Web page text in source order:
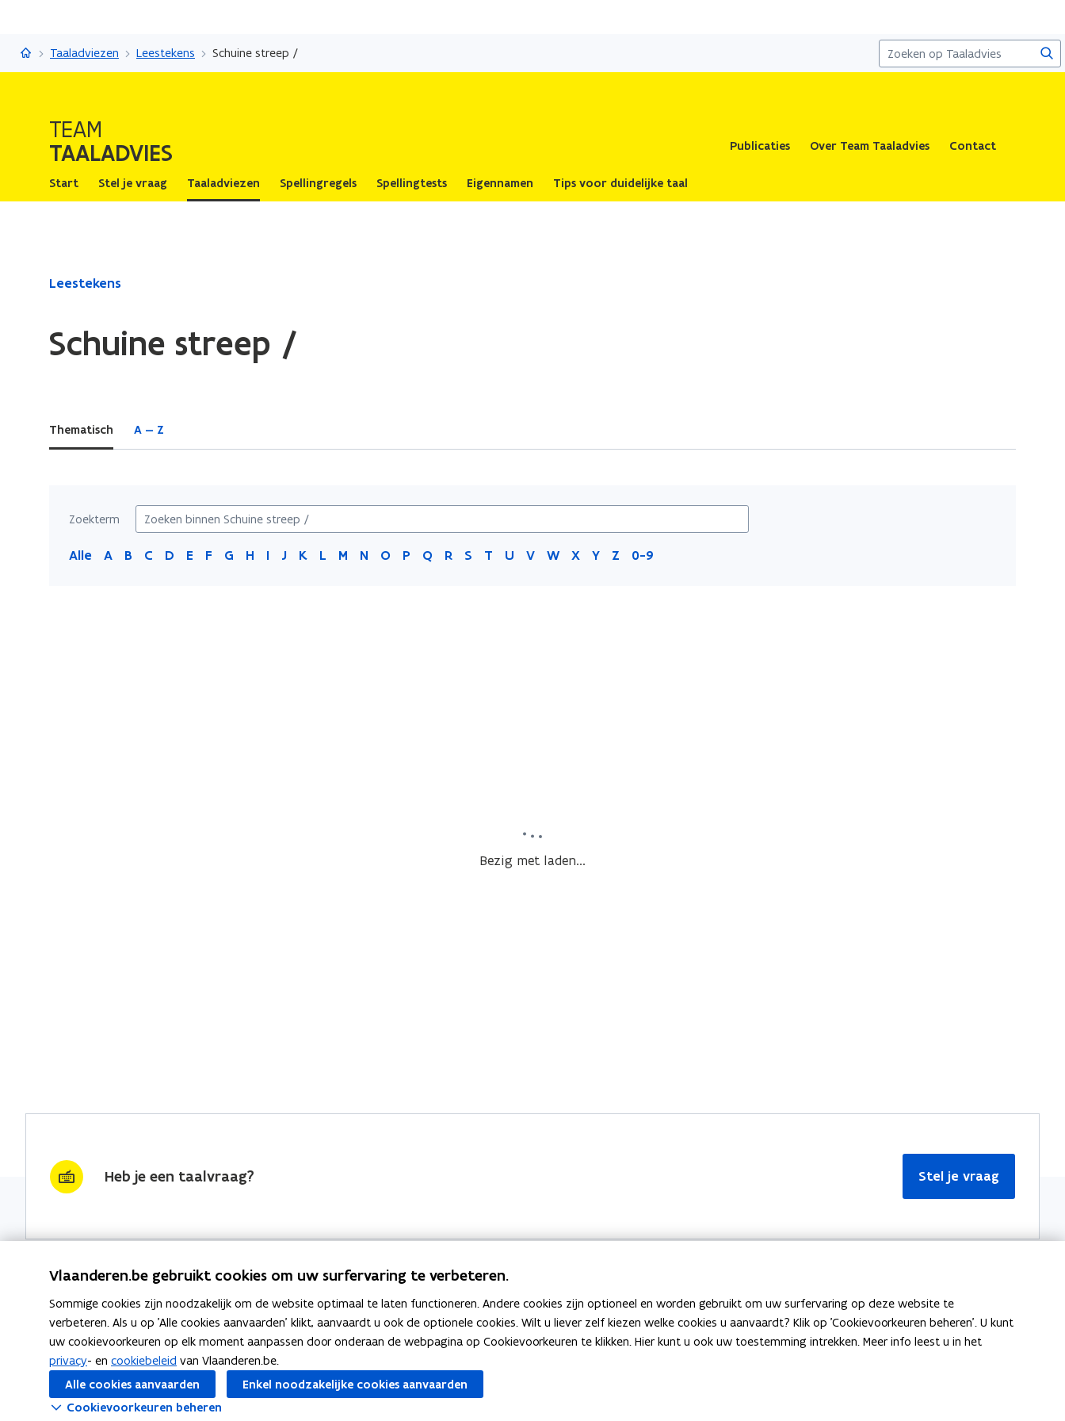
naar
TaaladviesTaaladviezen Leestekens Schuine streep /
TEAM
TAALADVIES Publicaties Over Team Taaladvies Contact
Start Stel je vraag Taaladviezen Spellingregels Spellingtests Eigennamen Tips voor duidelijke taal
Gedaan
Schuine
streep
Leestekens
Schuine streep /
Thematisch A — Z
Zoekterm
Alle A B C D E F G H I J K L M N O P Q R S T U V W X Y Z 0-9
Bezig met laden...
Heb je een taalvraag? Stel je vraag
Nieuwsbrief krijgen?
vraag & woord van de week
wekelijks in je mailbox
Schrijf je in
Thema's
Spellingregels
Bekijk ook Meer informatie
Over Team Taaladvies
Vlaanderen.be gebruikt cookies om uw surfervaring te verbeteren.
Sommige cookies zijn noodzakelijk om de website optimaal te laten functioneren. Andere cookies zijn optioneel en worden gebruikt om uw surfervaring op deze website te
verbeteren. Als u op 'Alle cookies aanvaarden' klikt, aanvaardt u ook de optionele cookies. Wilt u liever zelf kiezen welke cookies u aanvaardt? Klik op 'Cookievoorkeuren beheren'. U kunt
uw cookievoorkeuren op elk moment aanpassen door onderaan de webpagina op Cookievoorkeuren te klikken. Hier kunt u ook uw toestemming intrekken. Meer info leest u in het
privacy- en cookiebeleid van Vlaanderen.be.
Alle cookies aanvaarden
Enkel noodzakelijke cookies aanvaarden
Cookievoorkeuren beheren